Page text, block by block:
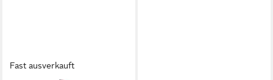
Fast ausverkauft